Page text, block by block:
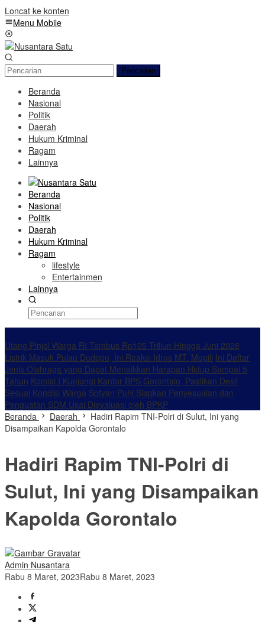
Loncat ke konten
Menu Mobile
Pencarian
Beranda
Nasional
Politik
Daerah
Hukum Kriminal
Ragam
Lainnya
Beranda
Nasional
Politik
Daerah
Hukum Kriminal
Ragam
lifestyle
Entertainmen
Lainnya
Utang Pinjol Warga RI Tembus Rp105 Triliun Hingga Juni 2026
Listrik Masuk Pulau Dudepo, Ini Reaksi Idrus MT. Mopili Ini Daftar
Jenis Olahraga yang Dapat Menaikkan Harapan Hidup Sampai 5
Tahun Komisi I Kunjungi Kantor BPS Gorontalo, Pastikan Desil
Sesuai Kondisi Warga Sofyan Puhi Siapkan Penyesuaian dan
Penguatan SDM Usai Dievaluasi oleh BPKP
Beranda
Daerah
Hadiri Rapim TNI-Polri di Sulut, Ini yang
Disampaikan Kapolda Gorontalo
Hadiri Rapim TNI-Polri di
Sulut, Ini yang Disampaikan
Kapolda Gorontalo
Admin Nusantara
Rabu 8 Maret, 2023Rabu 8 Maret, 2023